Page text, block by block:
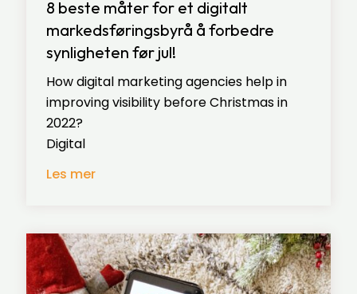
8 beste måter for et digitalt
markedsføringsbyrå å forbedre
synligheten før jul!
How digital marketing agencies help in
improving visibility before Christmas in
2022?
Digital
Les mer